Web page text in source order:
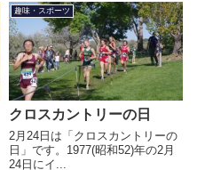
趣味・スポーツ
クロスカントリーの日
2月24日は「クロスカントリーの
日」です。1977(昭和52)年の2月
24日にイ...